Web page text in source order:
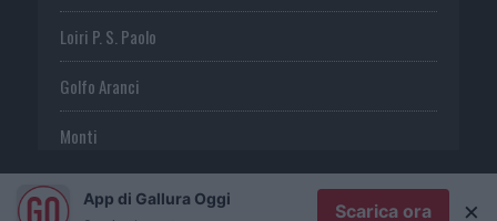
Loiri P. S. Paolo
Golfo Aranci
Monti
Telti
App di Gallura Oggi
Scarica ora ×